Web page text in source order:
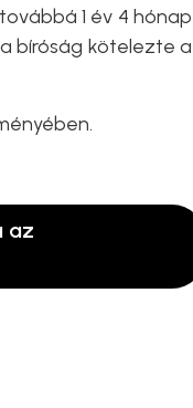
1 év 4 hónap
bíróság kötelezte a
az